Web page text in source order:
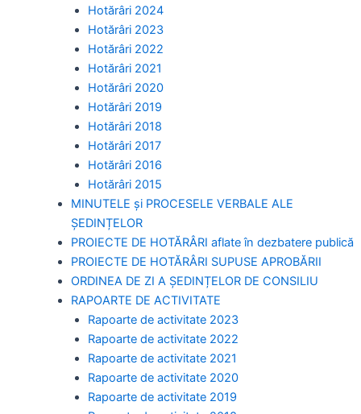
Hotărâri 2024
Hotărâri 2023
Hotărâri 2022
Hotărâri 2021
Hotărâri 2020
Hotărâri 2019
Hotărâri 2018
Hotărâri 2017
Hotărâri 2016
Hotărâri 2015
MINUTELE și PROCESELE VERBALE ALE
ȘEDINȚELOR
PROIECTE DE HOTĂRÂRI aflate în dezbatere publică
PROIECTE DE HOTĂRÂRI SUPUSE APROBĂRII
ORDINEA DE ZI A ȘEDINȚELOR DE CONSILIU
RAPOARTE DE ACTIVITATE
Rapoarte de activitate 2023
Rapoarte de activitate 2022
Rapoarte de activitate 2021
Rapoarte de activitate 2020
Rapoarte de activitate 2019